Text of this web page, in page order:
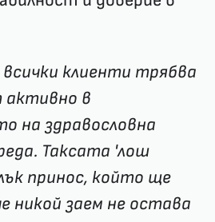
клиенти трябва
активно в
на здравословна
Таксата 'лош
принос, който ще
никой заем не остава